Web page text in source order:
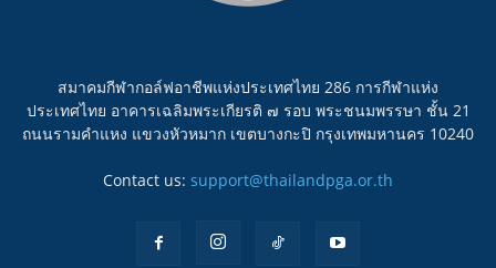
สมาคมกีฬากอล์ฟอาชีพแห่งประเทศไทย 286 การกีฬาแห่ง
ประเทศไทย อาคารเฉลิมพระเกียรติ ๗ รอบ พระชนมพรรษา ชั้น 21
ถนนรามคำแหง แขวงหัวหมาก เขตบางกะปิ กรุงเทพมหานคร 10240
Contact us: support@thailandpga.or.th